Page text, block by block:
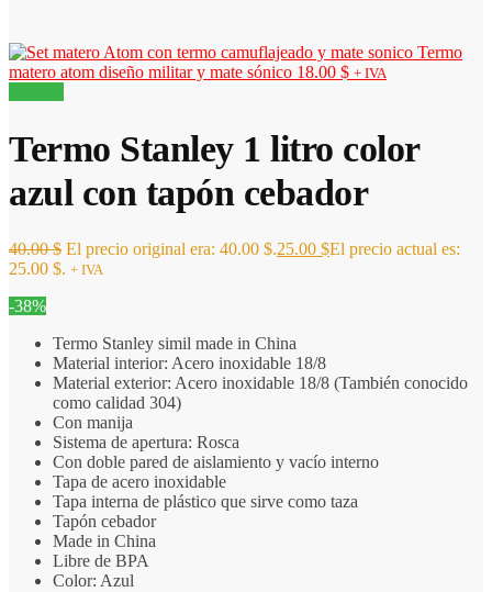
Termo
matero atom diseño militar y mate sónico 18.00 $ + IVA
Termo Stanley 1 litro color
azul con tapón cebador
40.00$ El precio original era: 40.00 $.25.00 $El precio actual es:
25.00 $. + IVA
-38%
Termo Stanley simil made in China
Material interior: Acero inoxidable 18/8
Material exterior: Acero inoxidable 18/8 (También conocido
como calidad 304)
Con manija
Sistema de apertura: Rosca
Con doble pared de aislamiento y vacío interno
Tapa de acero inoxidable
Tapa interna de plástico que sirve como taza
Tapón cebador
Made in China
Libre de BPA
Color: Azul